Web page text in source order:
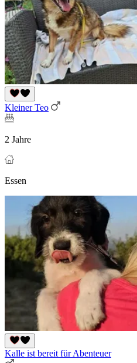
Kleiner Teo
2 Jahre
Essen
Kalle ist bereit für Abenteuer